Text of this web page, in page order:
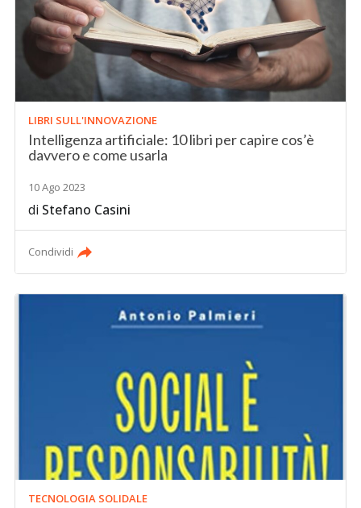
LIBRI SULL'INNOVAZIONE
Intelligenza artificiale: 10 libri per capire cos’è
davvero e come usarla
10 Ago 2023
di Stefano Casini
Condividi
TECNOLOGIA SOLIDALE